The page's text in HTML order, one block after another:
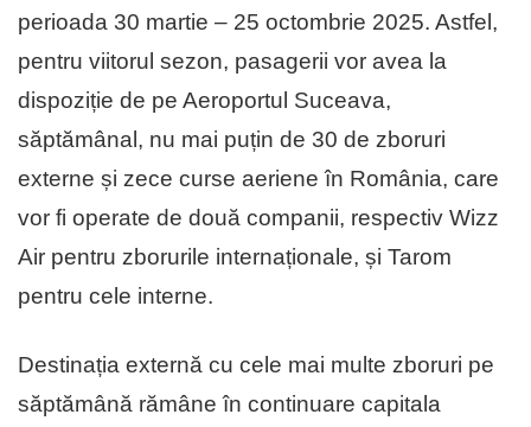
perioada 30 martie – 25 octombrie 2025. Astfel,
pentru viitorul sezon, pasagerii vor avea la
dispoziție de pe Aeroportul Suceava,
săptămânal, nu mai puțin de 30 de zboruri
externe și zece curse aeriene în România, care
vor fi operate de două companii, respectiv Wizz
Air pentru zborurile internaționale, și Tarom
pentru cele interne.
Destinația externă cu cele mai multe zboruri pe
săptămână rămâne în continuare capitala